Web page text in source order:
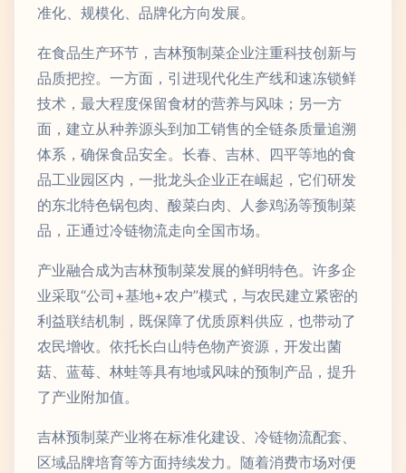
准化、规模化、品牌化方向发展。
在食品生产环节，吉林预制菜企业注重科技创新与
品质把控。一方面，引进现代化生产线和速冻锁鲜
技术，最大程度保留食材的营养与风味；另一方
面，建立从种养源头到加工销售的全链条质量追溯
体系，确保食品安全。长春、吉林、四平等地的食
品工业园区内，一批龙头企业正在崛起，它们研发
的东北特色锅包肉、酸菜白肉、人参鸡汤等预制菜
品，正通过冷链物流走向全国市场。
产业融合成为吉林预制菜发展的鲜明特色。许多企
业采取“公司+基地+农户”模式，与农民建立紧密的
利益联结机制，既保障了优质原料供应，也带动了
农民增收。依托长白山特色物产资源，开发出菌
菇、蓝莓、林蛙等具有地域风味的预制产品，提升
了产业附加值。
吉林预制菜产业将在标准化建设、冷链物流配套、
区域品牌培育等方面持续发力。随着消费市场对便